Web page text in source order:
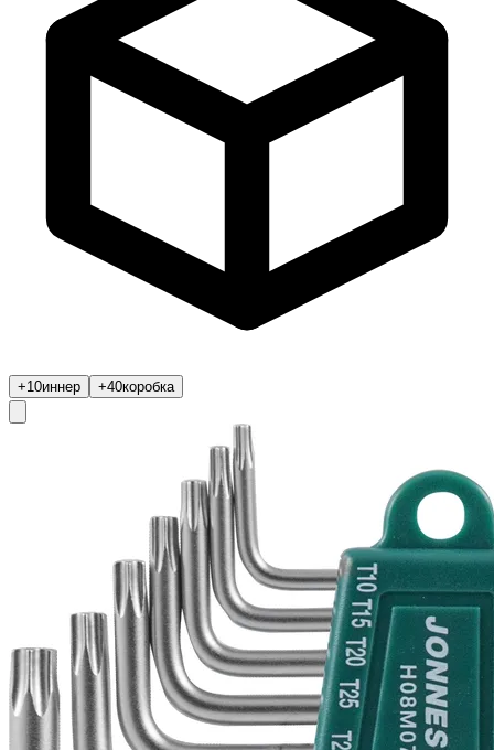
+10иннер +40коробка